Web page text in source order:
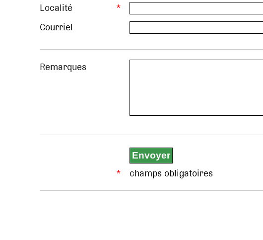
Localité
*
Courriel
Remarques
* champs obligatoires